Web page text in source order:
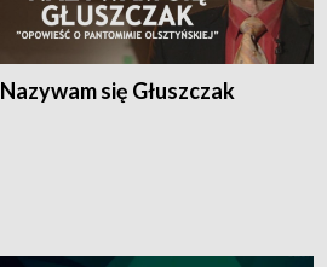
Nazywam się Głuszczak